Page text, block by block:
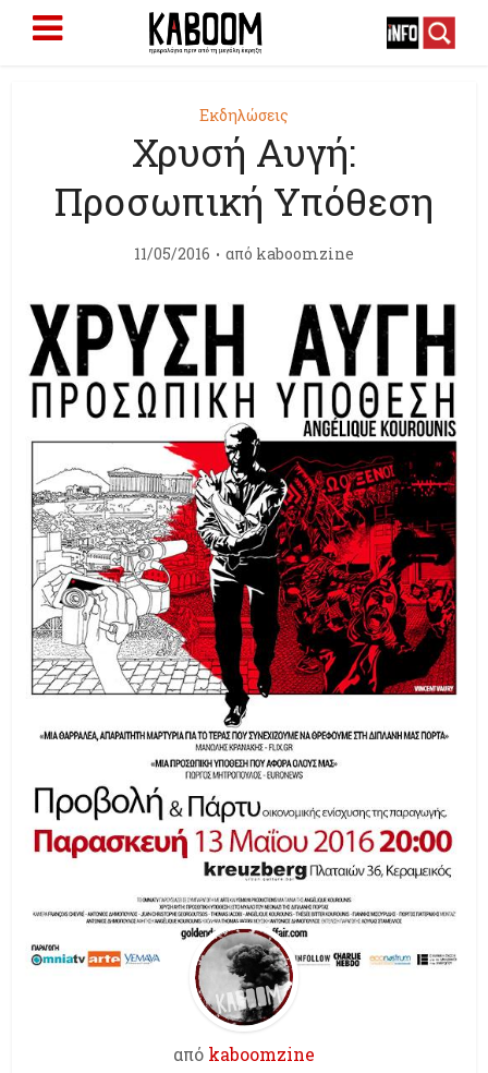
Εκδηλώσεις
Χρυσή Αυγή:
Προσωπική Υπόθεση
11/05/2016 από kaboomzine
από kaboomzine